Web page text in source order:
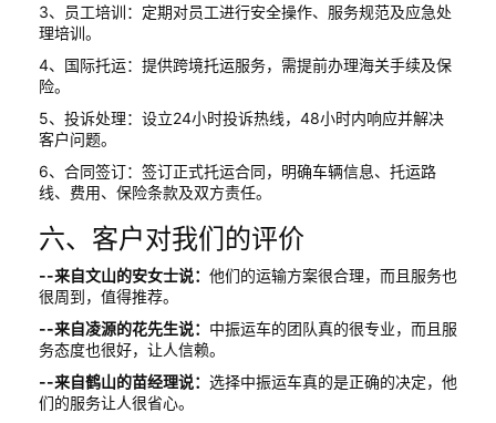
3、员工培训：定期对员工进行安全操作、服务规范及应急处
理培训。
4、国际托运：提供跨境托运服务，需提前办理海关手续及保
险。
5、投诉处理：设立24小时投诉热线，48小时内响应并解决
客户问题。
6、合同签订：签订正式托运合同，明确车辆信息、托运路
线、费用、保险条款及双方责任。
六、客户对我们的评价
--来自文山的安女士说： 他们的运输方案很合理，而且服务也
很周到，值得推荐。
--来自凌源的花先生说： 中振运车的团队真的很专业，而且服
务态度也很好，让人信赖。
--来自鹤山的苗经理说： 选择中振运车真的是正确的决定，他
们的服务让人很省心。